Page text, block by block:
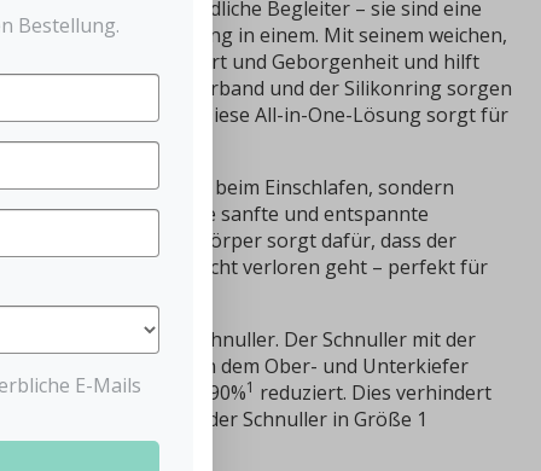
sind mehr als nur niedliche Begleiter – sie sind eine
und Schnullerhalterung in einem. Mit seinem weichen,
Schnullertier Komfort und Geborgenheit und hilft
Das flexible Schnullerband und der Silikonring sorgen
in Reichweite ist. Diese All-in-One-Lösung sorgt für
Einschlafroutine.
dein Baby nicht nur beim Einschlafen, sondern
Umgebung, die eine sanfte und entspannte
leichte, beschwerte Körper sorgt dafür, dass der
Platz bleibt und nicht verloren geht – perfekt für
enthaltene Dental-Schnuller. Der Schnuller mit der
sich zwischen dem Ober- und Unterkiefer
Kiefer wird um bis zu 90%1 reduziert. Dies verhindert
. Beim Hasen ist der Schnuller in Größe 1
Bestellung.
E-Mails